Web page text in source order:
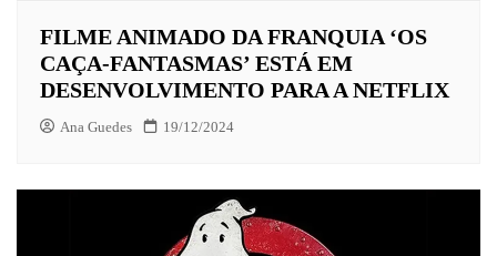
FILME ANIMADO DA FRANQUIA ‘OS
CAÇA-FANTASMAS’ ESTÁ EM
DESENVOLVIMENTO PARA A NETFLIX
Ana Guedes 19/12/2024